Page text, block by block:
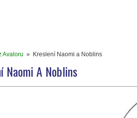
Avaloru » Kreslení Naomi a Noblins
Naomi A Noblins